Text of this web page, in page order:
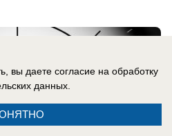
вы даете согласие на обработку
данных.